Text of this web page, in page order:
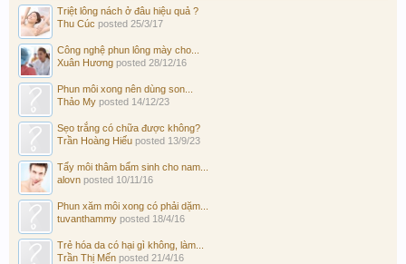
Triệt lông nách ở đâu hiệu quả ?
Thu Cúc posted 25/3/17
Công nghệ phun lông mày cho...
Xuân Hương posted 28/12/16
Phun môi xong nên dùng son...
Thảo My posted 14/12/23
Sẹo trắng có chữa được không?
Trần Hoàng Hiếu posted 13/9/23
Tẩy môi thâm bẩm sinh cho nam...
alovn posted 10/11/16
Phun xăm môi xong có phải dặm...
tuvanthammy posted 18/4/16
Trẻ hóa da có hại gì không, làm...
Trần Thị Mến posted 21/4/16